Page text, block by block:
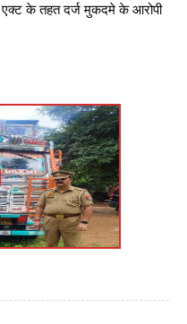
के तहत दर्ज मुकदमे के आरोपी